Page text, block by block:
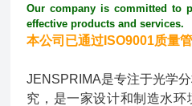
Our company is committed to
effective products and services.
本公司已通过ISO9001质量
JENSPRIMA是专注于光学
究，是一家设计和制造水环